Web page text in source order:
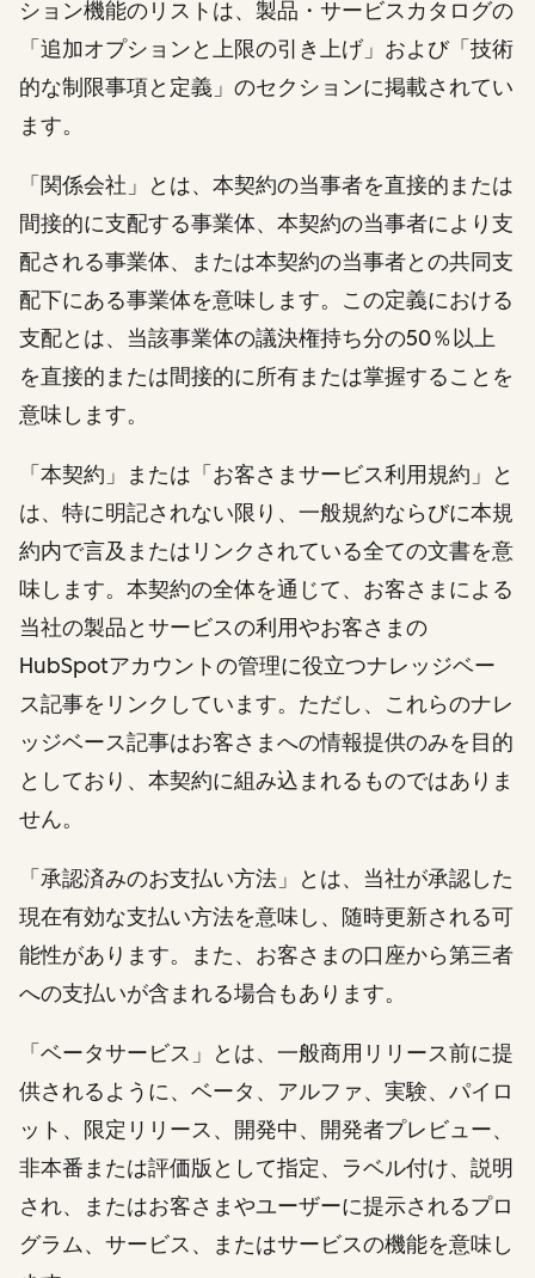
ション機能のリストは、製品・サービスカタログの
「追加オプションと上限の引き上げ」および「技術
的な制限事項と定義」のセクションに掲載されてい
ます。
「関係会社」とは、本契約の当事者を直接的または
間接的に支配する事業体、本契約の当事者により支
配される事業体、または本契約の当事者との共同支
配下にある事業体を意味します。この定義における
支配とは、当該事業体の議決権持ち分の50％以上
を直接的または間接的に所有または掌握することを
意味します。
「本契約」または「お客さまサービス利用規約」と
は、特に明記されない限り、一般規約ならびに本規
約内で言及またはリンクされている全ての文書を意
味します。本契約の全体を通じて、お客さまによる
当社の製品とサービスの利用やお客さまの
HubSpotアカウントの管理に役立つナレッジベー
ス記事をリンクしています。ただし、これらのナレ
ッジベース記事はお客さまへの情報提供のみを目的
としており、本契約に組み込まれるものではありま
せん。
「承認済みのお支払い方法」とは、当社が承認した
現在有効な支払い方法を意味し、随時更新される可
能性があります。また、お客さまの口座から第三者
への支払いが含まれる場合もあります。
「ベータサービス」とは、一般商用リリース前に提
供されるように、ベータ、アルファ、実験、パイロ
ット、限定リリース、開発中、開発者プレビュー、
非本番または評価版として指定、ラベル付け、説明
され、またはお客さまやユーザーに提示されるプロ
グラム、サービス、またはサービスの機能を意味し